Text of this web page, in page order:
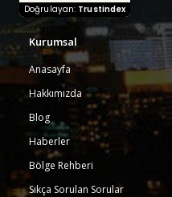
Doğrulayan: Trustindex
Kurumsal
Anasayfa
Hakkımızda
Blog
Haberler
Bölge Rehberi
Sıkça Sorulan Sorular